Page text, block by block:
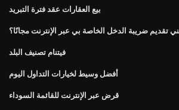
بيع العقارات عقد فترة التبريد
تقديم ضريبة الدخل الخاصة بي عبر الإنترنت مجانًا؟
فيتنام تصنيف البلد
أفضل وسيط لخيارات التداول اليوم
قرض عبر الإنترنت للقائمة السوداء